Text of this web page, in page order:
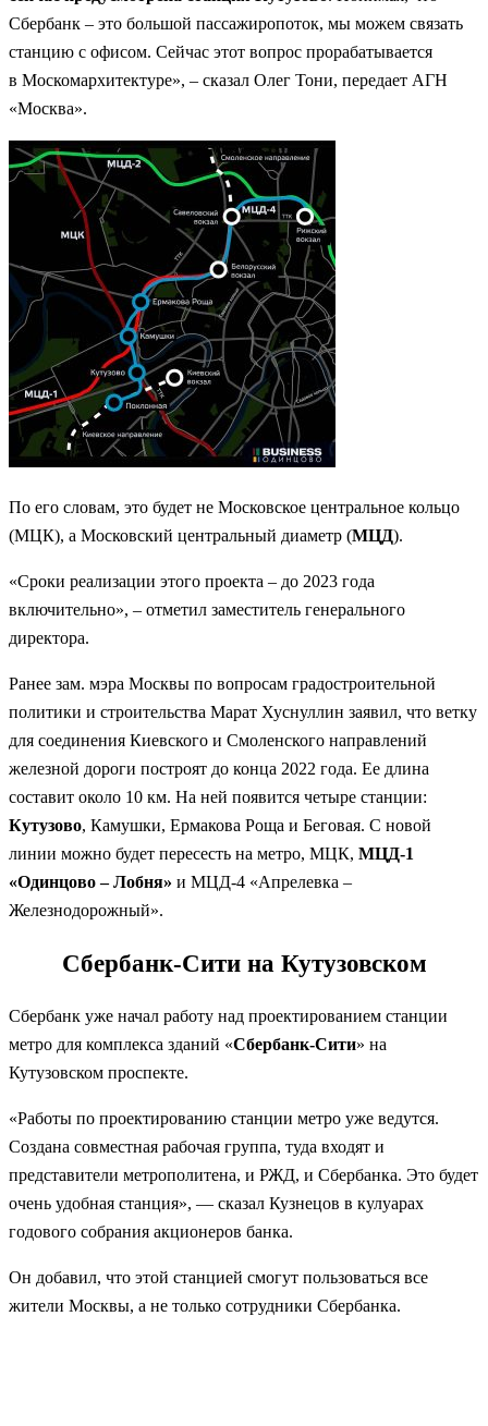
Сбербанк – это большой пассажиропоток, мы можем связать
станцию с офисом. Сейчас этот вопрос прорабатывается
в Москомархитектуре», – сказал Олег Тони, передает АГН
«Москва».
По его словам, это будет не Московское центральное кольцо
(МЦК), а Московский центральный диаметр (МЦД).
«Сроки реализации этого проекта – до 2023 года
включительно», – отметил заместитель генерального
директора.
Ранее зам. мэра Москвы по вопросам градостроительной
политики и строительства Марат Хуснуллин заявил, что ветку
для соединения Киевского и Смоленского направлений
железной дороги построят до конца 2022 года. Ее длина
составит около 10 км. На ней появится четыре станции:
Кутузово, Камушки, Ермакова Роща и Беговая. С новой
линии можно будет пересесть на метро, МЦК, МЦД-1
«Одинцово – Лобня» и МЦД-4 «Апрелевка –
Железнодорожный».
Сбербанк-Сити на Кутузовском
Сбербанк уже начал работу над проектированием станции
метро для комплекса зданий «Сбербанк-Сити» на
Кутузовском проспекте.
«Работы по проектированию станции метро уже ведутся.
Создана совместная рабочая группа, туда входят и
представители метрополитена, и РЖД, и Сбербанка. Это будет
очень удобная станция», — сказал Кузнецов в кулуарах
годового собрания акционеров банка.
Он добавил, что этой станцией смогут пользоваться все
жители Москвы, а не только сотрудники Сбербанка.